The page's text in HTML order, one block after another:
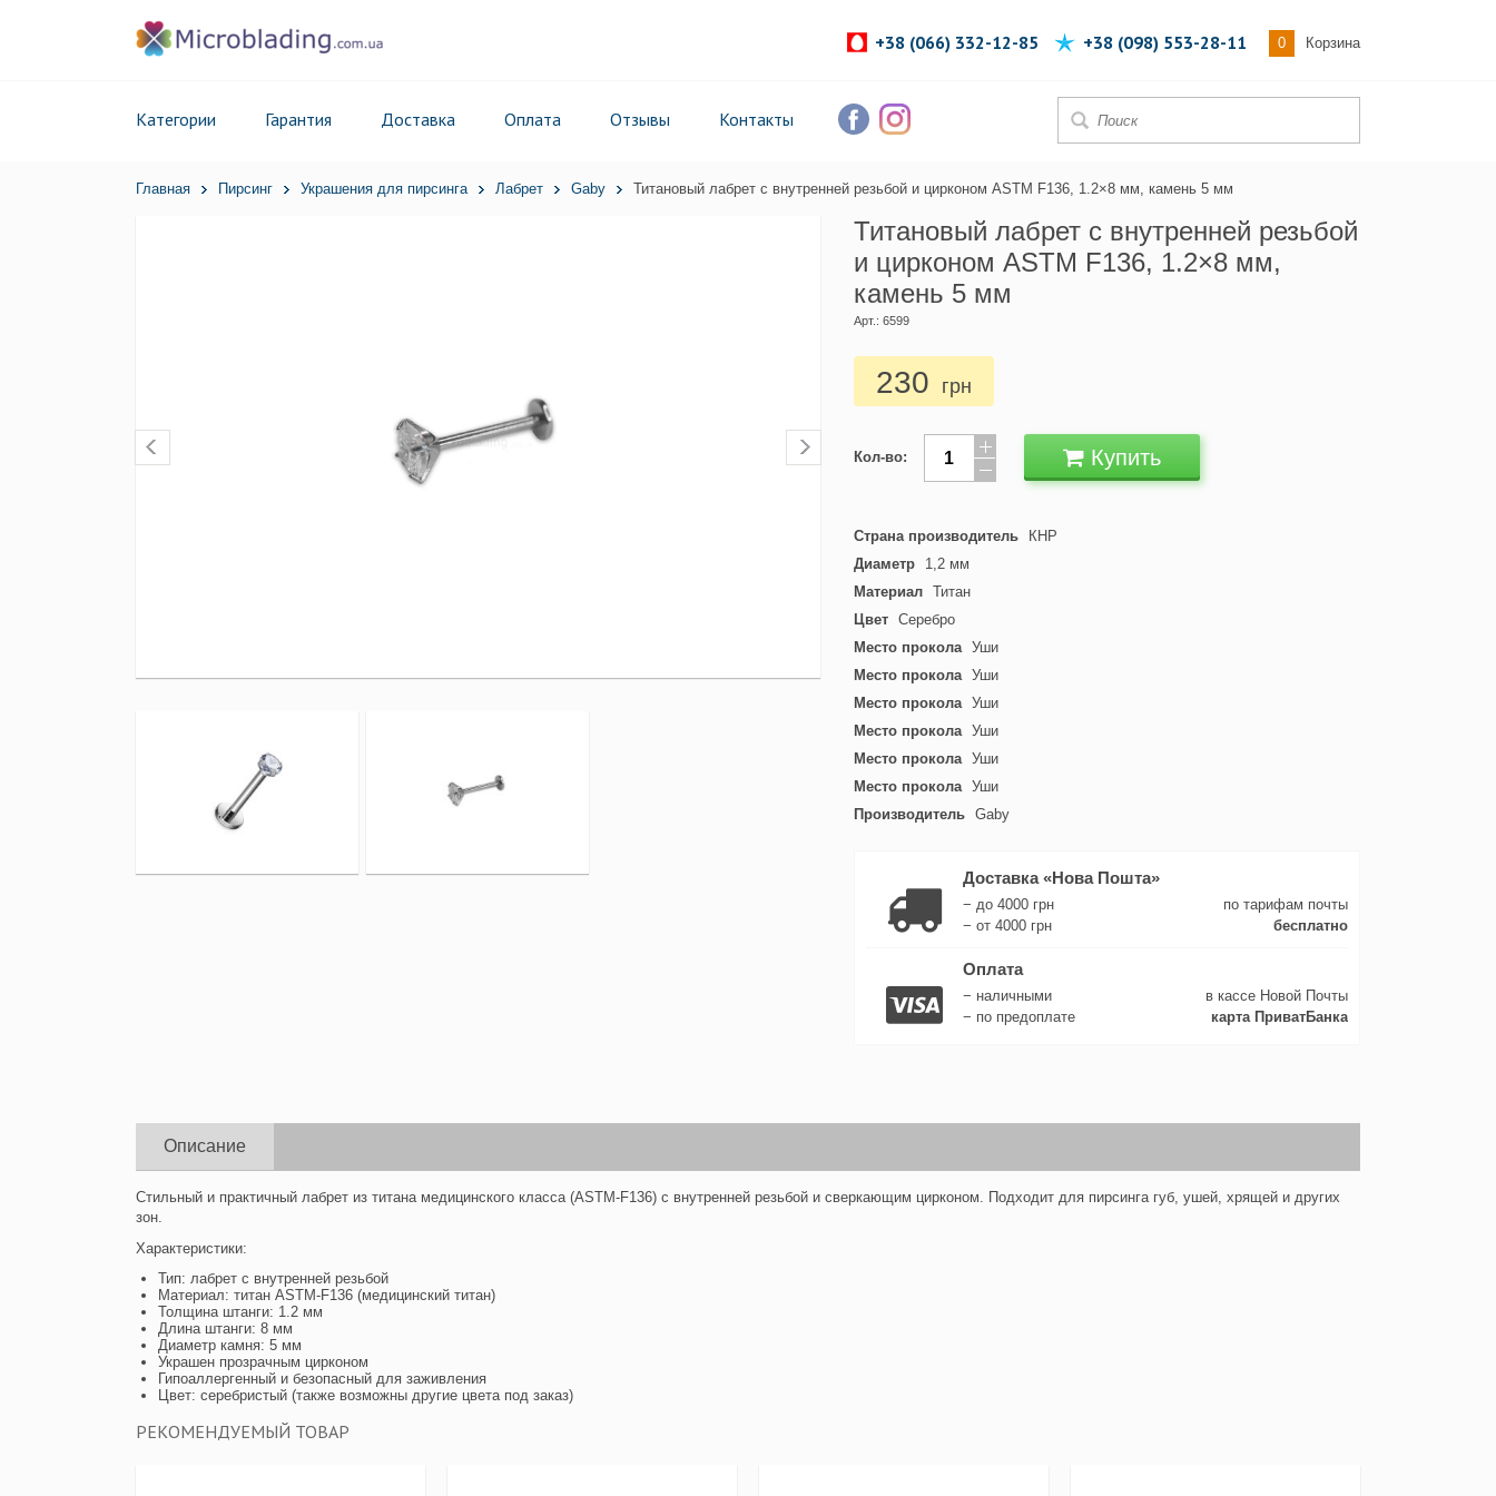
0 Корзина
+38 (066) 332-12-85 +38 (098) 553-28-11
Категории Гарантия Доставка Оплата Отзывы Контакты
Главная Пирсинг Украшения для пирсинга Лабрет Gaby Титановый лабрет с внутренней резьбой и цирконом ASTM F136, 1.2×8 мм, камень 5 мм
Титановый лабрет с внутренней резьбой
и цирконом ASTM F136, 1.2×8 мм,
камень 5 мм
Арт.: 6599
230 грн
Кол-во: Купить
Страна производитель
КНР
Диаметр
1,2 мм
Материал Титан
Цвет Серебро
Место прокола Уши
Место прокола Уши
Место прокола Уши
Место прокола Уши
Место прокола Уши
Место прокола Уши
Производитель Gaby
Доставка «Нова Пошта»
− до 4000 грн
по тарифам почты
− от 4000 грн
бесплатно
Оплата
− наличными
в кассе Новой Почты
− по предоплате
карта ПриватБанка
Описание
Стильный и практичный лабрет из титана медицинского класса (ASTM-F136) с внутренней резьбой и сверкающим цирконом. Подходит для пирсинга губ, ушей, хрящей и других
зон.
Характеристики:
Тип: лабрет с внутренней резьбой
Материал: титан ASTM-F136 (медицинский титан)
Толщина штанги: 1.2 мм
Длина штанги: 8 мм
Диаметр камня: 5 мм
Украшен прозрачным цирконом
Гипоаллергенный и безопасный для заживления
Цвет: серебристый (также возможны другие цвета под заказ)
РЕКОМЕНДУЕМЫЙ ТОВАР